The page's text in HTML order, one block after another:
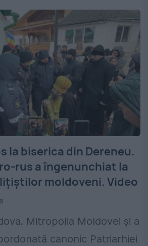
la biserica din Dereneu.
rus a îngenunchiat la
moldoveni. Video
Mitropolia Moldovei şi a
canonic Patriarhiei